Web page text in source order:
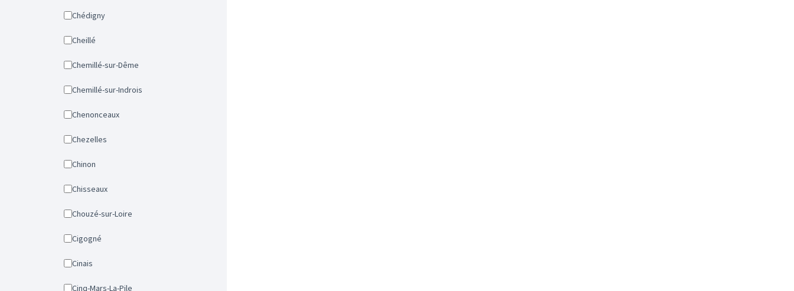
Chédigny
Cheillé
Chemillé-sur-Dême
Chemillé-sur-Indrois
Chenonceaux
Chezelles
Chinon
Chisseaux
Chouzé-sur-Loire
Cigogné
Cinais
Cinq-Mars-La-Pile